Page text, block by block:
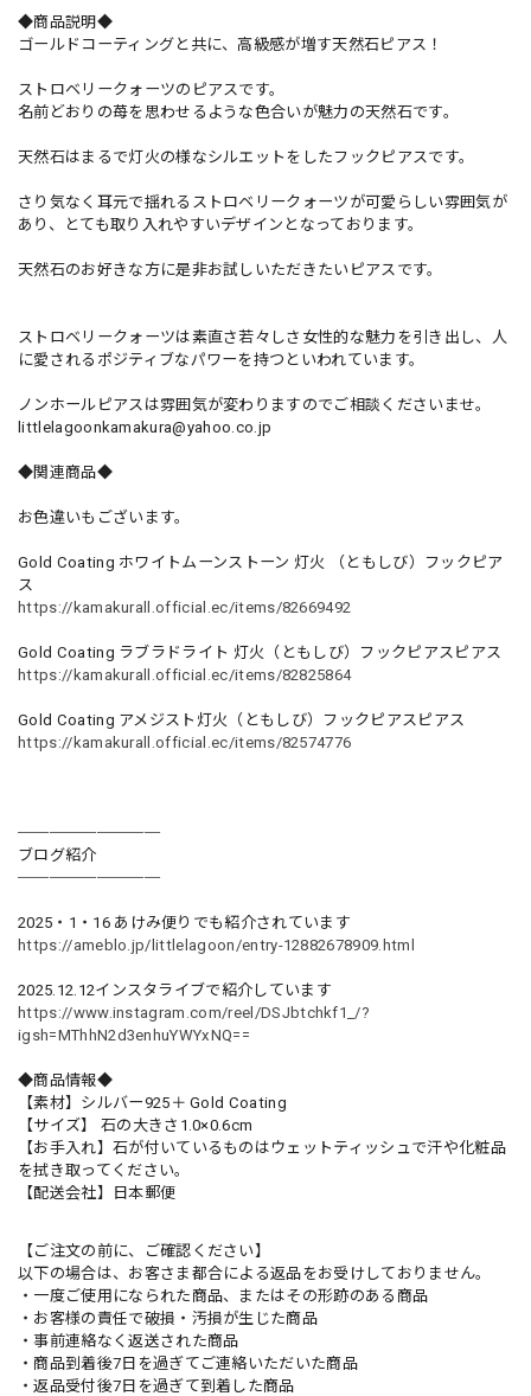
◆商品説明◆
ゴールドコーティングと共に、高級感が増す天然石ピアス！
ストロベリークォーツのピアスです。
名前どおりの苺を思わせるような色合いが魅力の天然石です。
天然石はまるで灯火の様なシルエットをしたフックピアスです。
さり気なく耳元で揺れるストロベリークォーツが可愛らしい雰囲気が
あり、とても取り入れやすいデザインとなっております。
天然石のお好きな方に是非お試しいただきたいピアスです。
ストロベリークォーツは素直さ若々しさ女性的な魅力を引き出し、人
に愛されるポジティブなパワーを持つといわれています。
ノンホールピアスは雰囲気が変わりますのでご相談くださいませ。
littlelagoonkamakura@yahoo.co.jp
◆関連商品◆
お色違いもございます。
Gold Coating ホワイトムーンストーン 灯火 （ともしび）フックピア
ス
https://kamakurall.official.ec/items/82669492
Gold Coating ラブラドライト 灯火（ともしび）フックピアスピアス
https://kamakurall.official.ec/items/82825864
Gold Coating アメジスト灯火（ともしび）フックピアスピアス
https://kamakurall.official.ec/items/82574776
─────────
ブログ紹介
─────────
2025・1・16 あけみ便りでも紹介されています
https://ameblo.jp/littlelagoon/entry-12882678909.html
2025.12.12インスタライブで紹介しています
https://www.instagram.com/reel/DSJbtchkf1_/?
igsh=MThhN2d3enhuYWYxNQ==
◆商品情報◆
【素材】シルバー925＋ Gold Coating
【サイズ】 石の大きさ1.0×0.6cm
【お手入れ】石が付いているものはウェットティッシュで汗や化粧品
を拭き取ってください。
【配送会社】日本郵便
【ご注文の前に、ご確認ください】
以下の場合は、お客さま都合による返品をお受けしておりません。
・一度ご使用になられた商品、またはその形跡のある商品
・お客様の責任で破損・汚損が生じた商品
・事前連絡なく返送された商品
・商品到着後7日を過ぎてご連絡いただいた商品
・返品受付後7日を過ぎて到着した商品